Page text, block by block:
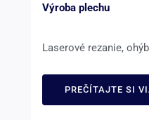
Výroba plechu
Laserové rezanie,
PREČÍTAJTE SI